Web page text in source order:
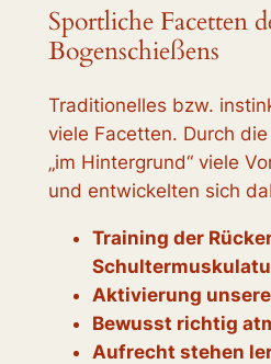
Sportliche Facetten
Bogenschießens
Traditionelles bzw.
viele Facetten. Durch
„im Hintergrund“ viele
und entwickelten sich
Training der
Aktivierung
Bewusst richtig
Aufrecht stehen